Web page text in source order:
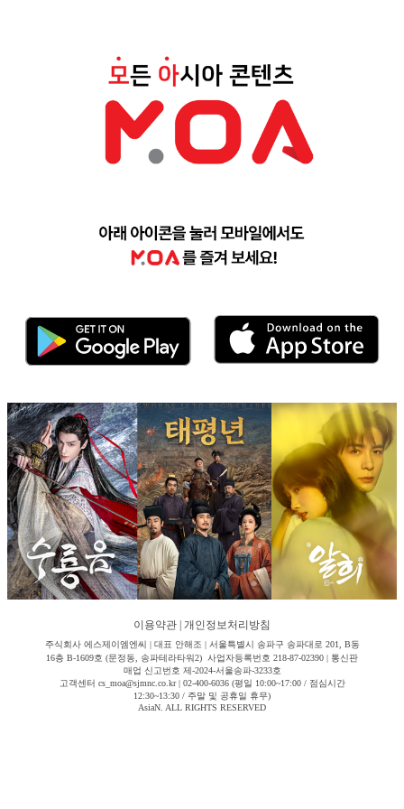
이용약관 개인정보처리방침
주식회사 에스제이엠엔씨 | 대표 안해조 | 서울특별시 송파구 송파대로 201, B동
16층 B-1609호 (문정동, 송파테라타워2) 사업자등록번호 218-87-02390 | 통신판
매업 신고번호 제-2024-서울송파-3233호
고객센터 cs_moa@sjmnc.co.kr | 02-400-6036 (평일 10:00~17:00 / 점심시간
12:30~13:30 / 주말 및 공휴일 휴무)
AsiaN. ALL RIGHTS RESERVED